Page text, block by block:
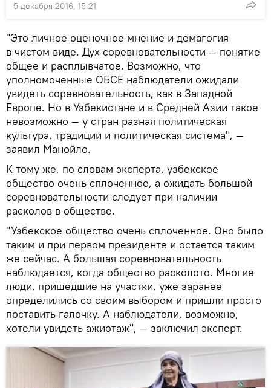
5 декабря 2016, 15:21
"Это личное оценочное мнение и демагогия
в чистом виде. Дух соревновательности — понятие
общее и расплывчатое. Возможно, что
уполномоченные ОБСЕ наблюдатели ожидали
увидеть соревновательность, как в Западной
Европе. Но в Узбекистане и в Средней Азии такое
невозможно — у стран разная политическая
культура, традиции и политическая система", —
заявил Манойло.
К тому же, по словам эксперта, узбекское
общество очень сплоченное, а ожидать большой
соревновательности следует при наличии
расколов в обществе.
"Узбекское общество очень сплоченное. Оно было
таким и при первом президенте и остается таким
же сейчас. А большая соревновательность
наблюдается, когда общество расколото. Многие
люди, пришедшие на участки, уже заранее
определились со своим выбором и пришли просто
поставить галочку. А наблюдатели, возможно,
хотели увидеть ажиотаж", — заключил эксперт.